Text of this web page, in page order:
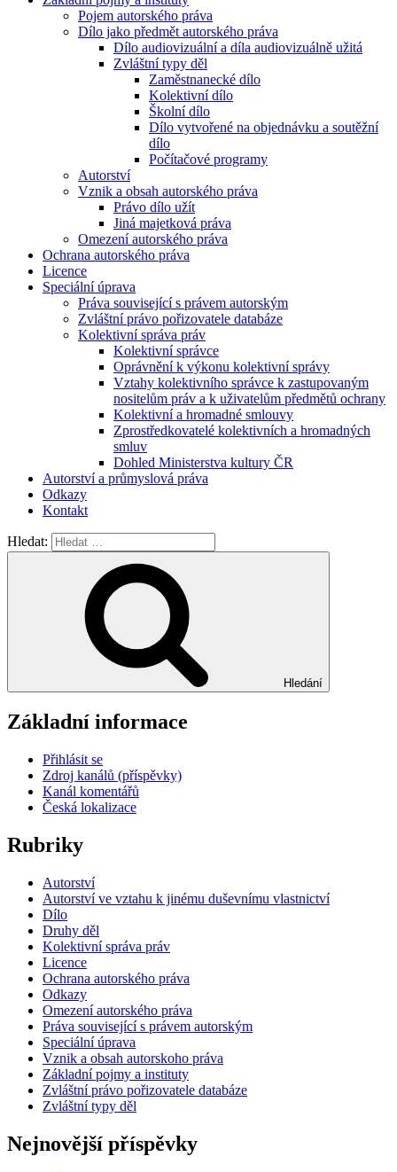
Pojem autorského práva
Dílo jako předmět autorského práva
Dílo audiovizuální a díla audiovizuálně užitá
Zvláštní typy děl
Zaměstnanecké dílo
Kolektivní dílo
Školní dílo
Dílo vytvořené na objednávku a soutěžní
dílo
Počítačové programy
Autorství
Vznik a obsah autorského práva
Právo dílo užít
Jiná majetková práva
Omezení autorského práva
Ochrana autorského práva
Licence
Speciální úprava
Práva související s právem autorským
Zvláštní právo pořizovatele databáze
Kolektivní správa práv
Kolektivní správce
Oprávnění k výkonu kolektivní správy
Vztahy kolektivního správce k zastupovaným
nositelům práv a k uživatelům předmětů ochrany
Kolektivní a hromadné smlouvy
Zprostředkovatelé kolektivních a hromadných
smluv
Dohled Ministerstva kultury ČR
Autorství a průmyslová práva
Odkazy
Kontakt
Hledat:
Hledání
Základní informace
Přihlásit se
Zdroj kanálů (příspěvky)
Kanál komentářů
Česká lokalizace
Rubriky
Autorství
Autorství ve vztahu k jinému duševnímu vlastnictví
Dílo
Druhy děl
Kolektivní správa práv
Licence
Ochrana autorského práva
Odkazy
Omezení autorského práva
Práva související s právem autorským
Speciální úprava
Vznik a obsah autorskoho práva
Základní pojmy a instituty
Zvláštní právo pořizovatele databáze
Zvláštní typy děl
Nejnovější příspěvky